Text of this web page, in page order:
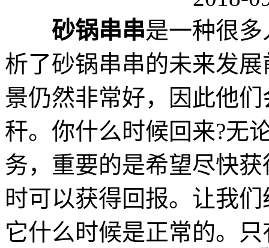
砂锅串串是一种很
析了砂锅串串的未来发
景仍然非常好，因此他
秆。你什么时候回来?无
务，重要的是希望尽快
时可以获得回报。让我
它什么时候是正常的。